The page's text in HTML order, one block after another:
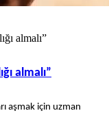
almalı”
almalı”
aşmak için uzman